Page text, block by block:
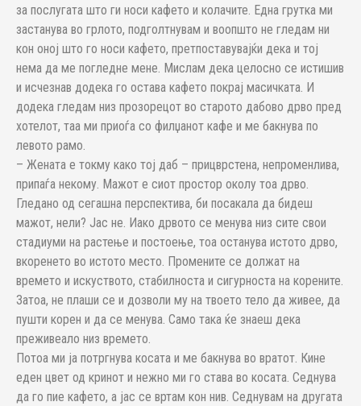
за послугата што ги носи кафето и колачите. Една грутка ми
застанува во грлото, подголтнувам и воопшто не гледам ни
кон оној што го носи кафето, претпоставувајќи дека и тој
нема да ме погледне мене. Мислам дека целосно се истишив
и исчезнав додека го остава кафето покрај масичката. И
додека гледам низ прозорецот во старото дабово дрво пред
хотелот, таа ми приоѓа со филџанот кафе и ме бакнува по
левото рамо.
– Жената е токму како тој даб – прицврстена, непроменлива,
припаѓа некому. Мажот е сиот простор околу тоа дрво.
Гледано од сегашна перспектива, би посакала да бидеш
мажот, нели? Јас не. Иако дрвото се менува низ сите свои
стадиуми на растење и постоење, тоа останува истото дрво,
вкоренето во истото место. Промените се должат на
времето и искуството, стабилноста и сигурноста на корените.
Затоа, не плаши се и дозволи му на твоето тело да живее, да
пушти корен и да се менува. Само така ќе знаеш дека
преживеало низ времето.
Потоа ми ја потргнува косата и ме бакнува во вратот. Кине
еден цвет од кринот и нежно ми го става во косата. Седнува
да го пие кафето, а јас се вртам кон нив. Седнувам на другата